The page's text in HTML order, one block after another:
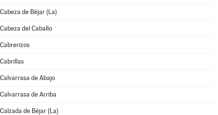
Cabeza de Béjar (La)
Cabeza del Caballo
Cabrerizos
Cabrillas
Calvarrasa de Abajo
Calvarrasa de Arriba
Calzada de Béjar (La)